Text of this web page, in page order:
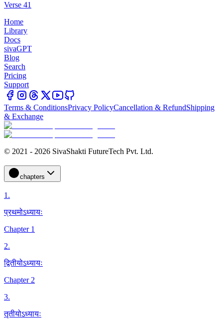
Verse 41
Home
Library
Docs
sivaGPT
Blog
Search
Pricing
Support
Terms & ConditionsPrivacy PolicyCancellation & RefundShipping
& Exchange
© 2021 - 2026 SivaShakti FutureTech Pvt. Ltd.
chapters
1.
प्रथमोऽध्यायः
Chapter 1
2.
द्वितीयोऽध्यायः
Chapter 2
3.
तृतीयोऽध्यायः